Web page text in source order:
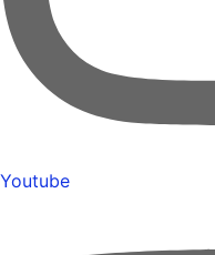
Youtube